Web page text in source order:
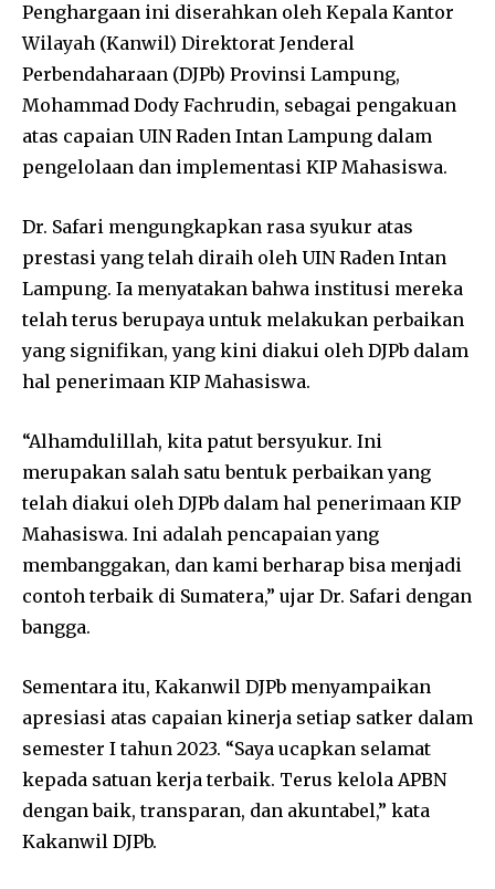
Penghargaan ini diserahkan oleh Kepala Kantor
Wilayah (Kanwil) Direktorat Jenderal
Perbendaharaan (DJPb) Provinsi Lampung,
Mohammad Dody Fachrudin, sebagai pengakuan
atas capaian UIN Raden Intan Lampung dalam
pengelolaan dan implementasi KIP Mahasiswa.
Dr. Safari mengungkapkan rasa syukur atas
prestasi yang telah diraih oleh UIN Raden Intan
Lampung. Ia menyatakan bahwa institusi mereka
telah terus berupaya untuk melakukan perbaikan
yang signifikan, yang kini diakui oleh DJPb dalam
hal penerimaan KIP Mahasiswa.
“Alhamdulillah, kita patut bersyukur. Ini
merupakan salah satu bentuk perbaikan yang
telah diakui oleh DJPb dalam hal penerimaan KIP
Mahasiswa. Ini adalah pencapaian yang
membanggakan, dan kami berharap bisa menjadi
contoh terbaik di Sumatera,” ujar Dr. Safari dengan
bangga.
Sementara itu, Kakanwil DJPb menyampaikan
apresiasi atas capaian kinerja setiap satker dalam
semester I tahun 2023. “Saya ucapkan selamat
kepada satuan kerja terbaik. Terus kelola APBN
dengan baik, transparan, dan akuntabel,” kata
Kakanwil DJPb.